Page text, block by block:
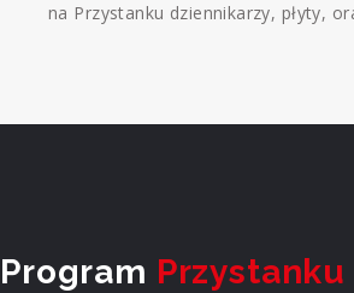
na Przystanku dziennikarzy, płyty,
Program Przystanku